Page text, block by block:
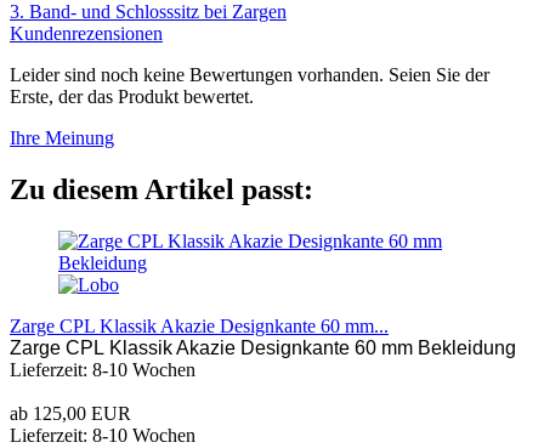
3. Band- und Schlosssitz bei Zargen
Kundenrezensionen
Leider sind noch keine Bewertungen vorhanden. Seien Sie der
Erste, der das Produkt bewertet.
Ihre Meinung
Zu diesem Artikel passt:
Zarge CPL Klassik Akazie Designkante 60 mm...
Zarge CPL Klassik Akazie Designkante 60 mm Bekleidung
Lieferzeit: 8-10 Wochen
ab 125,00 EUR
Lieferzeit: 8-10 Wochen